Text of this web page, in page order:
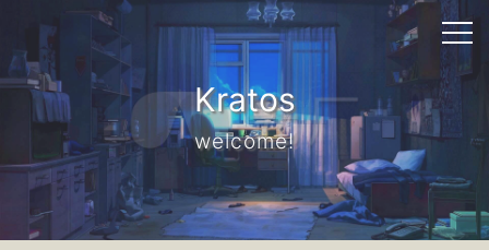
Kratos
welcome!